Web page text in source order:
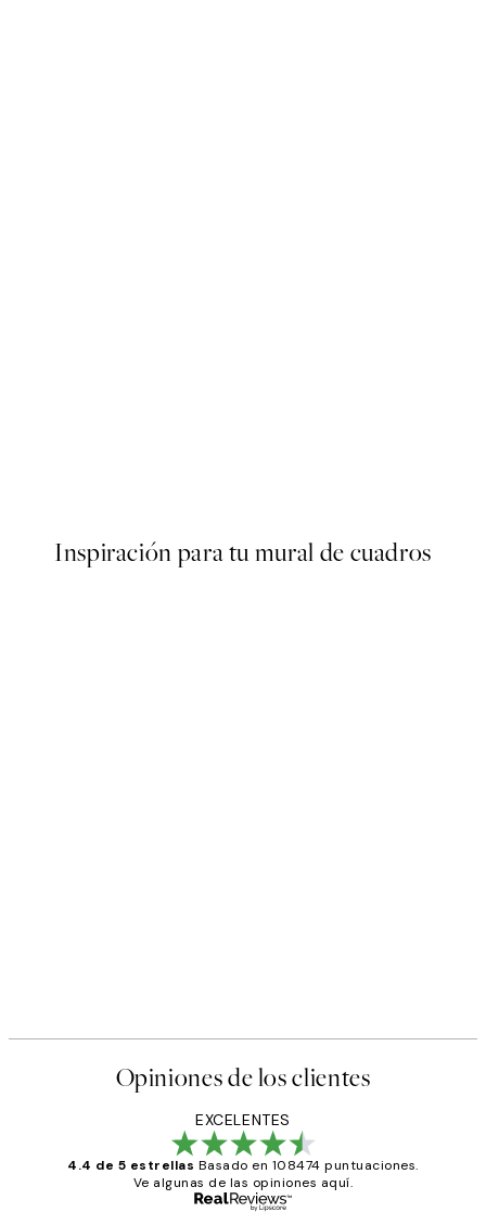
Inspiración para tu mural de cuadros
Opiniones de los clientes
EXCELENTES
4.4 de 5 estrellas Basado en 108474 puntuaciones.
Ve algunas de las opiniones aquí.